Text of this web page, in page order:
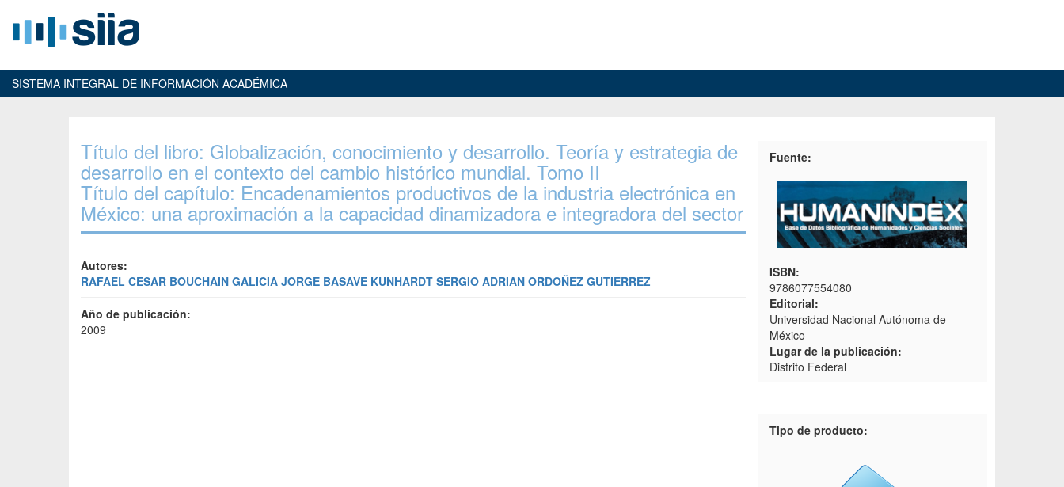
SISTEMA INTEGRAL DE INFORMACIÓN ACADÉMICA
Título del libro: Globalización, conocimiento y desarrollo. Teoría y estrategia de
desarrollo en el contexto del cambio histórico mundial. Tomo II
Título del capítulo: Encadenamientos productivos de la industria electrónica en
México: una aproximación a la capacidad dinamizadora e integradora del sector
Autores:
RAFAEL CESAR BOUCHAIN GALICIA JORGE BASAVE KUNHARDT SERGIO ADRIAN ORDOÑEZ GUTIERREZ
Año de publicación:
2009
Fuente:
ISBN:
9786077554080
Editorial:
Universidad Nacional Autónoma de
México
Lugar de la publicación:
Distrito Federal
Tipo de producto: